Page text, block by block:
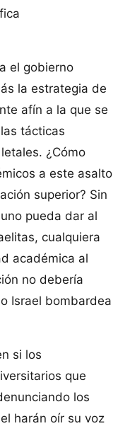
el gobierno
la estrategia de
afín a la que se
tácticas
¿Cómo
a este asalto
superior? Sin
pueda dar al
cualquiera
académica al
no debería
Israel bombardea
si los
que
los
harán oír su voz